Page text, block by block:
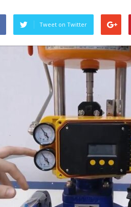
Tweet on Twitter